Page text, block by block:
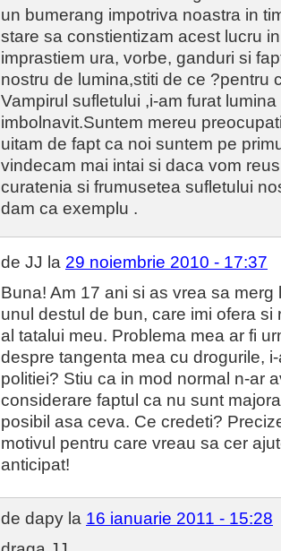
un bumerang impotriva noastra in
stare sa constientizam acest lucru
imprastiem ura, vorbe, ganduri si
nostru de lumina,stiti de ce ?pentru
Vampirul sufletului ,i-am furat
imbolnavit.Suntem mereu
uitam de fapt ca noi suntem pe
vindecam mai intai si daca vom
curatenia si frumusetea sufletului
dam ca exemplu .
de JJ la 29 noiembrie 2010 - 17:37
Buna! Am 17 ani si as vrea sa
unul destul de bun, care imi ofera
al tatalui meu. Problema mea ar fi
despre tangenta mea cu drogurile,
politiei? Stiu ca in mod normal n-ar
considerare faptul ca nu sunt
posibil asa ceva. Ce credeti?
motivul pentru care vreau sa cer
anticipat!
de dapy la 16 ianuarie 2011 - 15:28